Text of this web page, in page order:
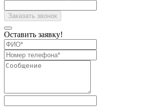
Оставить заявку!